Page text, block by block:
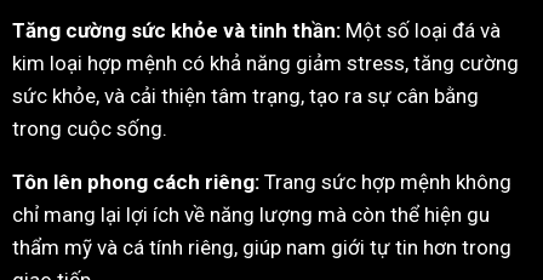
Tăng cường sức khỏe và tinh thần: Một số loại đá và
kim loại hợp mệnh có khả năng giảm stress, tăng cường
sức khỏe, và cải thiện tâm trạng, tạo ra sự cân bằng
trong cuộc sống.
Tôn lên phong cách riêng: Trang sức hợp mệnh không
chỉ mang lại lợi ích về năng lượng mà còn thể hiện gu
thẩm mỹ và cá tính riêng, giúp nam giới tự tin hơn trong